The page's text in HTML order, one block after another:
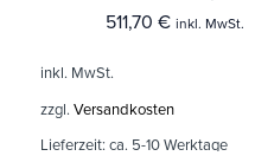
511,70 € inkl. MwSt.
inkl. MwSt.
zzgl. Versandkosten
Lieferzeit: ca. 5-10 Werktage